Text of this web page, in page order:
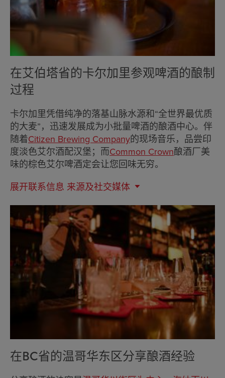
在艾伯塔省的卡尔加里参观啤酒的酿制
过程
卡尔加里凭借纯净的落基山脉水源和“全世界最优质
的大麦”，迅速发展成为小批量啤酒的酿酒中心。伴
随着Citizen Brewing Company的现场音乐，品尝印
度淡色艾尔酒配汉堡；而Common Crown酿酒厂美
味的棕色艾尔啤酒定会让您回味无穷。
展开联系信息 来源及社交媒体
在BC省的温哥华东区分享酿酒经验